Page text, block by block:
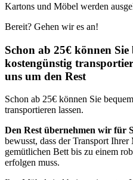
Kartons und Möbel werden
Bereit? Gehen wir es an!
Schon ab 25€ können
kostengünstig
uns um den Rest
Schon ab 25€ können Sie
transportieren lassen.
Den Rest übernehmen wir für
bewusst, dass der Transport
gemütlichen Bett bis zu einem
erfolgen muss.